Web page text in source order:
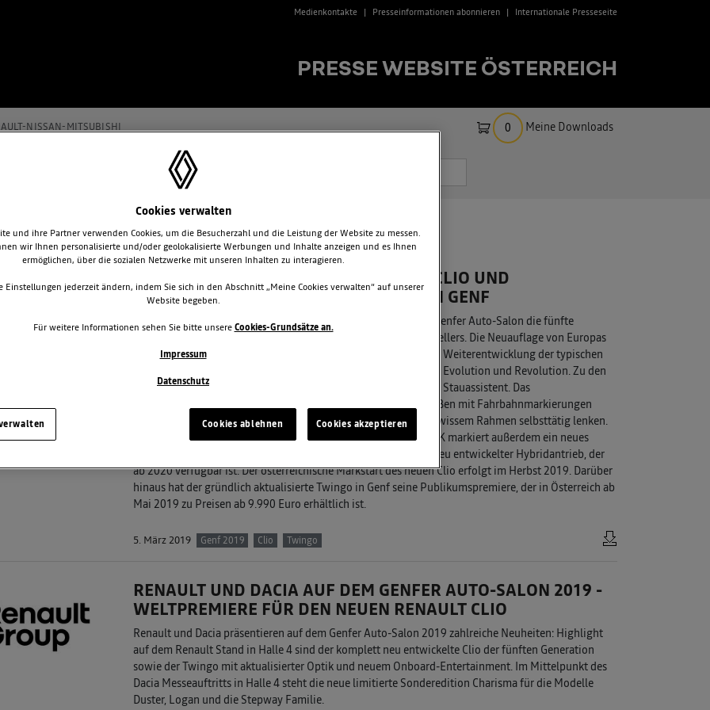
Medienkontakte Presseinformationen abonnieren Internationale Presseseite
PRESSE WEBSITE ÖSTERREICH
NISSAN-MITSUBISHI 0 Meine Downloads
WELTPREMIERE FÜR NEUEN RENAULT CLIO UND
ÜBERARBEITETEN RENAULT TWINGO IN GENF
Weltpremiere für den neuen Clio: Renault präsentiert auf dem Genfer Auto-Salon die fünfte
Generation des bereits rund 15-Millionen-mal verkauften Bestsellers. Die Neuauflage von Europas
meistverkauftem Kleinwagen kombiniert mit der konsequenten Weiterentwicklung der typischen
Clio Linienführung und der komplett neuen Interieurgestaltung Evolution und Revolution. Zu den
Highlights im Clio zählt der erstmals verfügbare Autobahn- und Stauassistent. Das
teilautomatisierte System kann den Clio auf mehrspurigen Straßen mit Fahrbahnmarkierungen
automatisch anfahren, beschleunigen und bremsen sowie in gewissem Rahmen selbsttätig lenken.
Das hochmoderne Online-Multimediasystem Renault EASY LINK markiert außerdem ein neues
Kapitel beim On-Board-Infotainment. Weiteres Novum ist ein neu entwickelter Hybridantrieb, der
ab 2020 verfügbar ist. Der österreichische Markstart des neuen Clio erfolgt im Herbst 2019. Darüber
hinaus hat der gründlich aktualisierte Twingo in Genf seine Publikumspremiere, der in Österreich ab
Mai 2019 zu Preisen ab 9.990 Euro erhältlich ist.
5. März 2019 Genf 2019 Clio Twingo
RENAULT UND DACIA AUF DEM GENFER AUTO-SALON 2019 -
WELTPREMIERE FÜR DEN NEUEN RENAULT CLIO
Renault und Dacia präsentieren auf dem Genfer Auto-Salon 2019 zahlreiche Neuheiten: Highlight
auf dem Renault Stand in Halle 4 sind der komplett neu entwickelte Clio der fünften Generation
sowie der Twingo mit aktualisierter Optik und neuem Onboard-Entertainment. Im Mittelpunkt des
Dacia Messeauftritts in Halle 4 steht die neue limitierte Sonderedition Charisma für die Modelle
Duster, Logan und die Stepway Familie.
Cookies verwalten
und ihre Partner verwenden Cookies, um die Besucherzahl und die Leistung der Website zu messen.
wir Ihnen personalisierte und/oder geolokalisierte Werbungen und Inhalte anzeigen und es Ihnen
ermöglichen, über die sozialen Netzwerke mit unseren Inhalten zu interagieren.
Einstellungen jederzeit ändern, indem Sie sich in den Abschnitt „Meine Cookies verwalten“ auf unserer
Website begeben.
Für weitere Informationen sehen Sie bitte unsereCookies-Grundsätze an.
Impressum
Datenschutz
Cookies ablehnen Cookies akzeptieren